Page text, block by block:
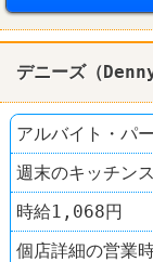
デニーズ（
アルバイト・パ
週末のキッチン
時給1,068円
個店詳細の営業